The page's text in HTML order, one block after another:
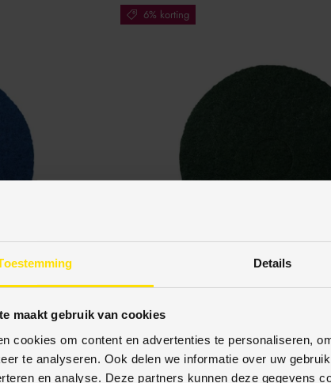
Details
maakt gebruik van cookies
cookies om content en advertenties te personaliseren,
te analyseren. Ook delen we informatie over uw
en analyse. Deze partners kunnen deze gegevens
dun (op = op )
6% korting
Woodboy Pads 16" (406 mm)